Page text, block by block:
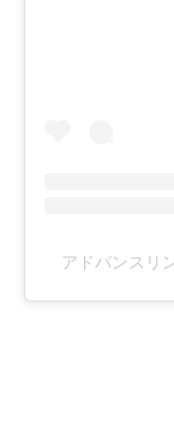
アドバンスリ